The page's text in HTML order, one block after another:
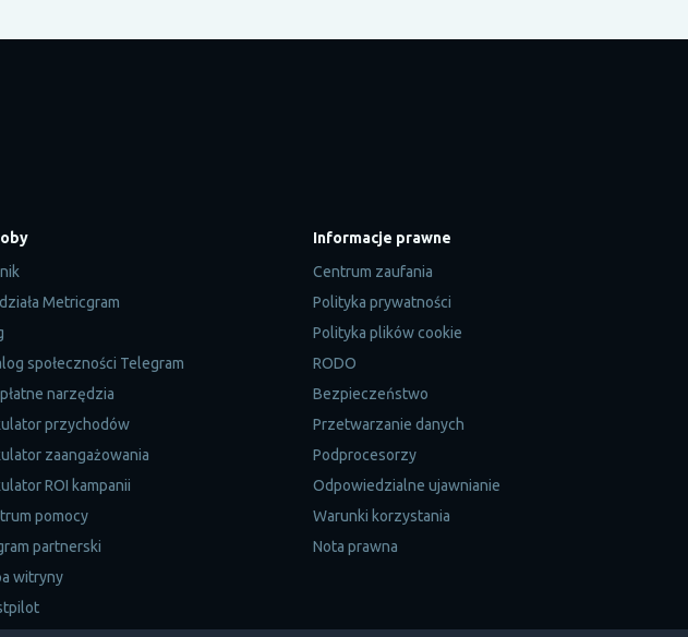
Metricgram
społeczności Telegram
narzędzia
przychodów
zaangażowania
ROI kampanii
pomocy
partnerski
witryny
Informacje prawne
Centrum zaufania
Polityka prywatności
Polityka plików cookie
RODO
Bezpieczeństwo
Przetwarzanie danych
Podprocesorzy
Odpowiedzialne ujawnianie
Warunki korzystania
Nota prawna